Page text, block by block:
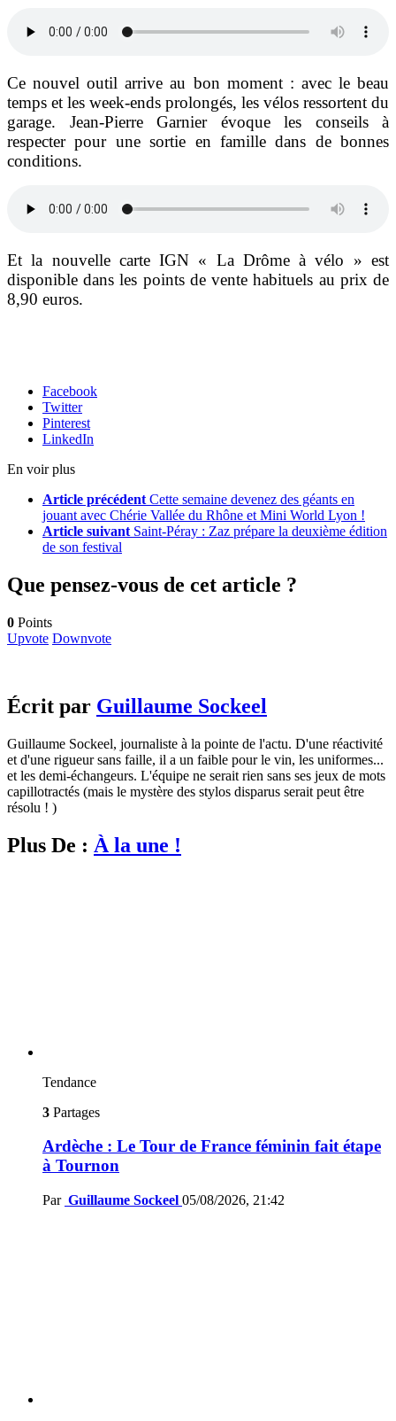
Ce nouvel outil arrive au bon moment : avec le beau
temps et les week-ends prolongés, les vélos ressortent du
garage. Jean-Pierre Garnier évoque les conseils à
respecter pour une sortie en famille dans de bonnes
conditions.
Et la nouvelle carte IGN « La Drôme à vélo » est
disponible dans les points de vente habituels au prix de
8,90 euros.
Facebook
Twitter
Pinterest
LinkedIn
En voir plus
Article précédent Cette semaine devenez des géants en
jouant avec Chérie Vallée du Rhône et Mini World Lyon !
Article suivant Saint-Péray : Zaz prépare la deuxième édition
de son festival
Que pensez-vous de cet article ?
0 Points
Upvote Downvote
Écrit par Guillaume Sockeel
Guillaume Sockeel, journaliste à la pointe de l'actu. D'une réactivité
et d'une rigueur sans faille, il a un faible pour le vin, les uniformes...
et les demi-échangeurs. L'équipe ne serait rien sans ses jeux de mots
capillotractés (mais le mystère des stylos disparus serait peut être
résolu ! )
Plus De : À la une !
Tendance
3 Partages
Ardèche : Le Tour de France féminin fait étape
à Tournon
Par Guillaume Sockeel 05/08/2026, 21:42